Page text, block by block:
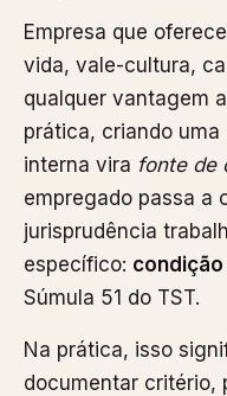
Empresa que
vida, vale-cultura,
qualquer vantagem
prática, criando uma
interna vira fonte de
empregado passa a
jurisprudência
específico:
Súmula 51 do TST.
Na prática, isso
documentar critério,